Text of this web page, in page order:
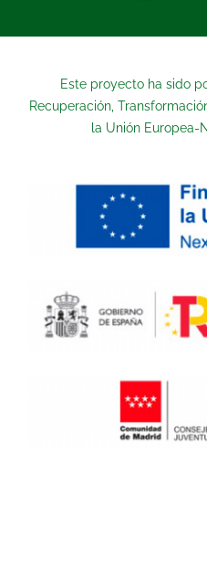
Este proyecto ha sido
Recuperación,
la Unión Europea-